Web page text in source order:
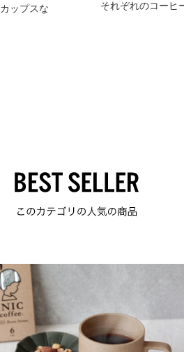
ップスな
それぞれのコーヒ